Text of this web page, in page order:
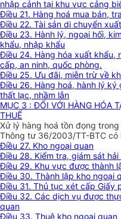
nhập cảnh tại khu vực cảng
Điều 21. Hàng hoá mua bán,
Điều 22. Tài sản di chuyển
Điều 23. Hành lý, ngoại hối,
khẩu, nhập khẩu
Điều 24. Hàng hóa xuất khẩu,
cấp, an ninh, quốc phòng.
Điều 25. Ưu đãi, miễn trừ về
Điều 26. Hàng hoá, hành lý
thất lạc, nhầm lẫn
MỤC 3 : ĐỐI VỚI HÀNG HÓA
THUẾ
Xử lý hàng hoá tồn đọng
Thông tư 36/2003/TT-BTC
Điều 27. Kho ngoại quan
Điều 28. Kiểm tra, giám sát
Điều 29. Khu vực được thành
Điều 30. Thành lập kho ngoại
Điều 31. Thủ tục xét cấp Giấy
Điều 32. Các dịch vụ được
quan
Điều 33. Thuê kho ngoại quan